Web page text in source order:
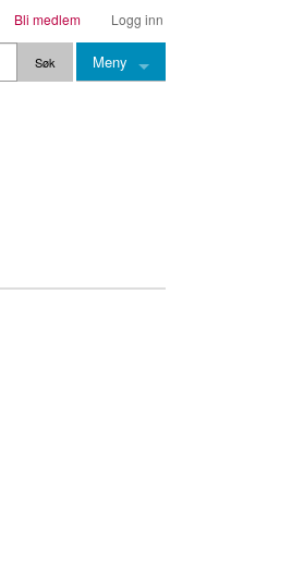
Logg inn
Bli medlem
Meny
Stemming